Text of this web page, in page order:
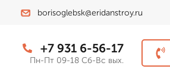
borisoglebsk@eridanstroy.ru
+7 931 6-56-17
Пн-Пт 09-18 Сб-Вс вых.